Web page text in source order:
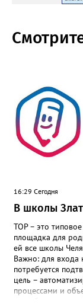
16:29 Сегодня
В школы
ТОР – это
площадка для
ей все школы
Важно: для входа
потребуется
цель –
процессами и